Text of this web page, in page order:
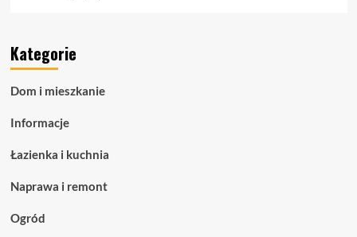
–
dla
przestrzeni
Kategorie
Dom i mieszkanie
Informacje
Łazienka i kuchnia
Naprawa i remont
Ogród